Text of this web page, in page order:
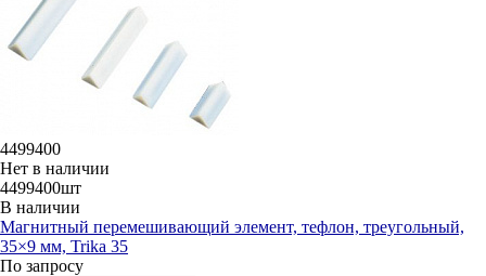
4499400
Нет в наличии
4499400шт
В наличии
Магнитный перемешивающий элемент, тефлон, треугольный,
35×9 мм, Trika 35
По запросу